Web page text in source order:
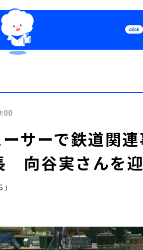
Podcast
サーで鉄道関
向谷実さんを